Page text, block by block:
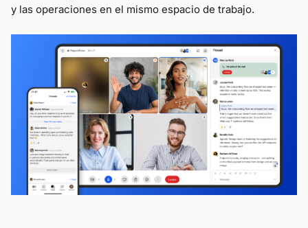
y las operaciones en el mismo espacio de trabajo.